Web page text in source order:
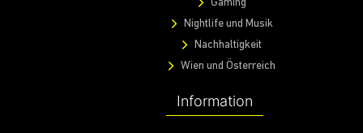
Gaming
Nightlife und Musik
Nachhaltigkeit
Wien und Österreich
Information